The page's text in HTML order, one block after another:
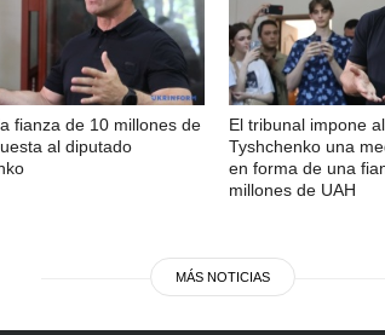
fianza de 10 millones de
al diputado
El tribunal impone
Tyshchenko una
en forma de una
millones de UAH
MÁS NOTICIAS